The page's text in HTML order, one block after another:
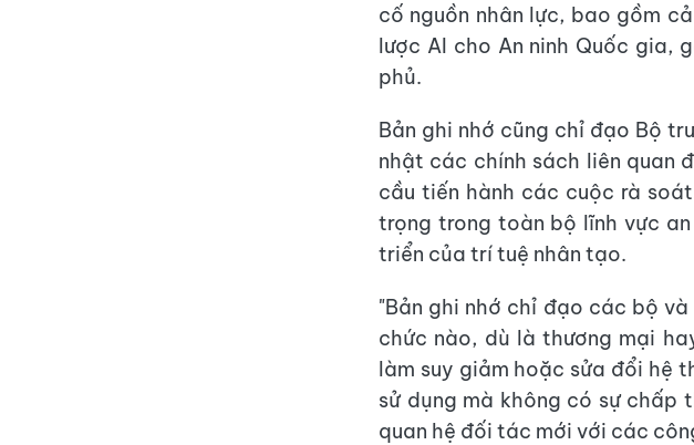
cố nguồn nhân lực, bao gồm
lược AI cho An ninh Quốc gia,
phủ.
Bản ghi nhớ cũng chỉ đạo Bộ
nhật các chính sách liên quan
cầu tiến hành các cuộc rà
trọng trong toàn bộ lĩnh vực
triển của trí tuệ nhân tạo.
"Bản ghi nhớ chỉ đạo các bộ
chức nào, dù là thương mại
làm suy giảm hoặc sửa đổi hệ
sử dụng mà không có sự chấp
quan hệ đối tác mới với các